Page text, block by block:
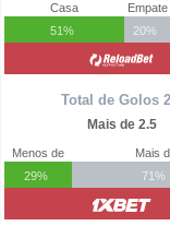
Casa
51%
Empate
20%
Total de Golos
Mais de 2.5
Menos de
29%
Mais
71%